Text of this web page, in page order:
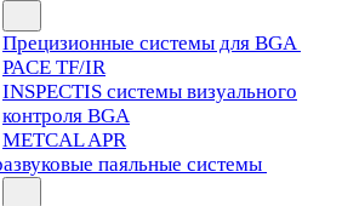
Прецизионные системы для BGA
PACE TF/IR
INSPECTIS системы визуального
контроля BGA
METCAL APR
паяльные системы